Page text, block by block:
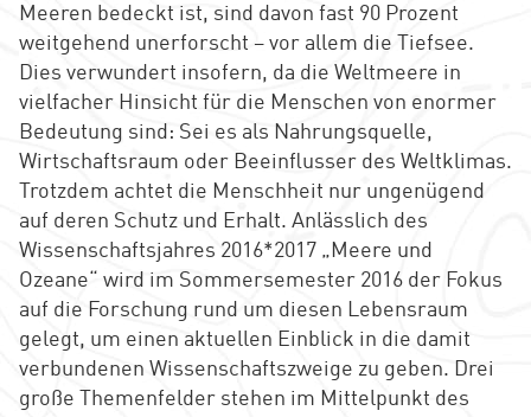
Meeren bedeckt ist, sind davon fast 90 Prozent
weitgehend unerforscht – vor allem die Tiefsee.
Dies verwundert insofern, da die Weltmeere in
vielfacher Hinsicht für die Menschen von enormer
Bedeutung sind: Sei es als Nahrungsquelle,
Wirtschaftsraum oder Beeinflusser des Weltklimas.
Trotzdem achtet die Menschheit nur ungenügend
auf deren Schutz und Erhalt. Anlässlich des
Wissenschaftsjahres 2016*2017 „Meere und
Ozeane“ wird im Sommersemester 2016 der Fokus
auf die Forschung rund um diesen Lebensraum
gelegt, um einen aktuellen Einblick in die damit
verbundenen Wissenschaftszweige zu geben. Drei
große Themenfelder stehen im Mittelpunkt des